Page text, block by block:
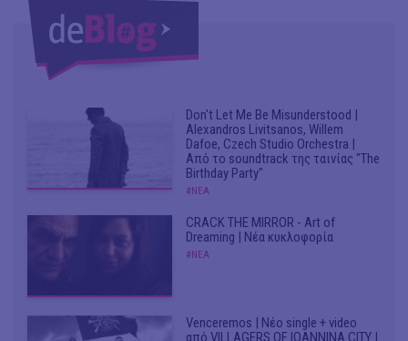
Don't Let Me Be Misunderstood |
Alexandros Livitsanos, Willem
Dafoe, Czech Studio Orchestra |
Από το soundtrack της ταινίας "The
Birthday Party"
#ΝΕΑ
CRACK THE MIRROR - Art of
Dreaming | Νέα κυκλοφορία
#ΝΕΑ
Venceremos | Νέο single + video
από VILLAGERS OF IOANNINA CITY |